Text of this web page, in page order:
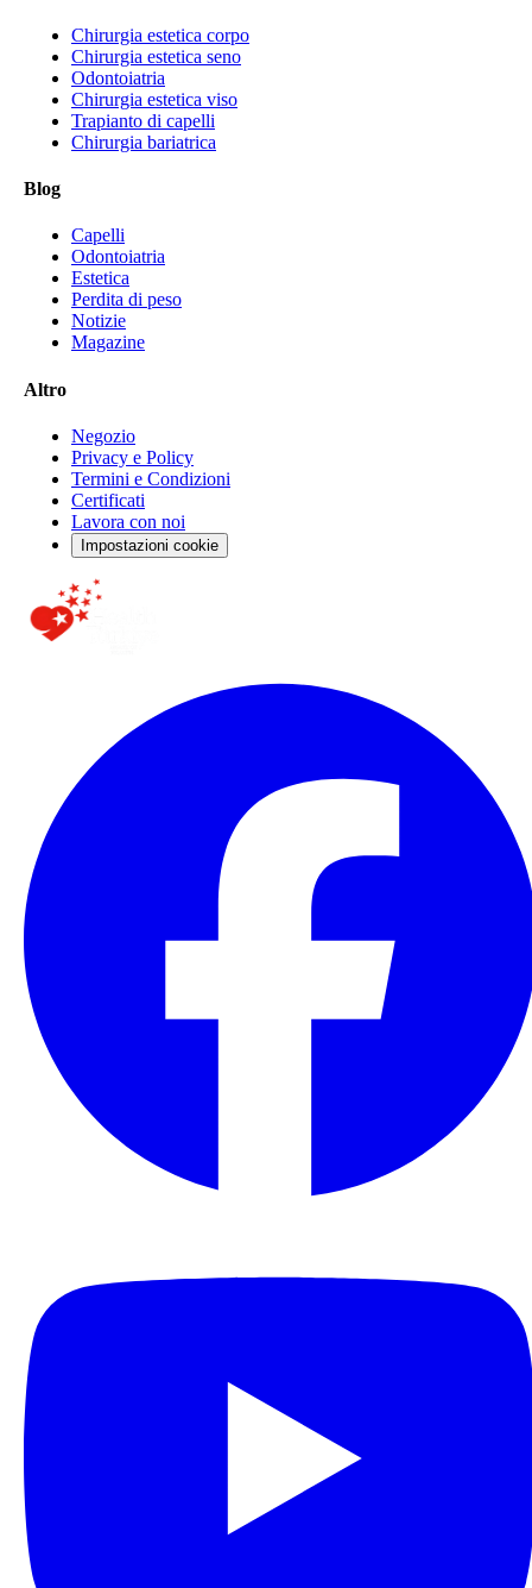
Chirurgia estetica corpo
Chirurgia estetica seno
Odontoiatria
Chirurgia estetica viso
Trapianto di capelli
Chirurgia bariatrica
Blog
Capelli
Odontoiatria
Estetica
Perdita di peso
Notizie
Magazine
Altro
Negozio
Privacy e Policy
Termini e Condizioni
Certificati
Lavora con noi
Impostazioni cookie